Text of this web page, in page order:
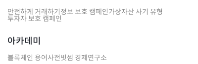
안전하게 거래하기정보 보호 캠페인가상자산 사기 유형
투자자 보호 캠페인
아카데미
블록체인 용어사전빗썸 경제연구소